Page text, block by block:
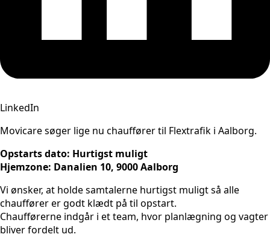
LinkedIn
Movicare søger lige nu chauffører til Flextrafik i Aalborg.
Opstarts dato: Hurtigst muligt
Hjemzone: Danalien 10, 9000 Aalborg
Vi ønsker, at holde samtalerne hurtigst muligt så alle
chauffører er godt klædt på til opstart.
Chaufførerne indgår i et team, hvor planlægning og vagter
bliver fordelt ud.